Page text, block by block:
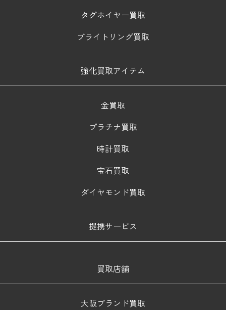
タグホイヤー買取
ブライトリング買取
強化買取アイテム
金買取
プラチナ買取
時計買取
宝石買取
ダイヤモンド買取
提携サービス
買取店舗
大阪ブランド買取